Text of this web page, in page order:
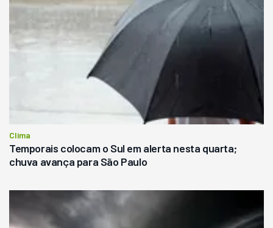
Clima
Temporais colocam o Sul em alerta nesta quarta;
chuva avança para São Paulo